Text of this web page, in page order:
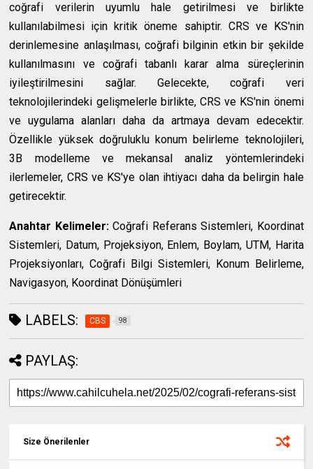
coğrafi verilerin uyumlu hale getirilmesi ve birlikte
kullanılabilmesi için kritik öneme sahiptir. CRS ve KS'nin
derinlemesine anlaşılması, coğrafi bilginin etkin bir şekilde
kullanılmasını ve coğrafi tabanlı karar alma süreçlerinin
iyileştirilmesini sağlar. Gelecekte, coğrafi veri
teknolojilerindeki gelişmelerle birlikte, CRS ve KS'nin önemi
ve uygulama alanları daha da artmaya devam edecektir.
Özellikle yüksek doğruluklu konum belirleme teknolojileri,
3B modelleme ve mekansal analiz yöntemlerindeki
ilerlemeler, CRS ve KS'ye olan ihtiyacı daha da belirgin hale
getirecektir.
Anahtar Kelimeler:Coğrafi Referans Sistemleri, Koordinat
Sistemleri, Datum, Projeksiyon, Enlem, Boylam, UTM, Harita
Projeksiyonları, Coğrafi Bilgi Sistemleri, Konum Belirleme,
Navigasyon, Koordinat Dönüşümleri
LABELS: CBS 98
PAYLAŞ:
Size Önerilenler